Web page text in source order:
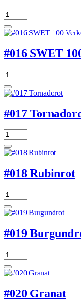
#016 SWET
#017
#018 Rubinrot
#019
#020 Granat